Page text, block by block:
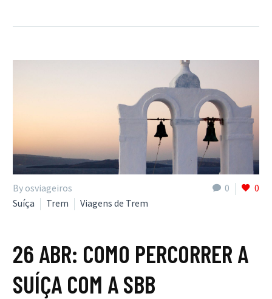
0 0
By osviageiros
Suíça
Trem Viagens de Trem
26 ABR: COMO PERCORRER A
SUÍÇA COM A SBB